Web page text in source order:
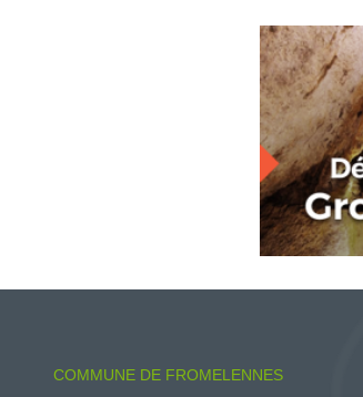
COMMUNE DE FROMELENNES